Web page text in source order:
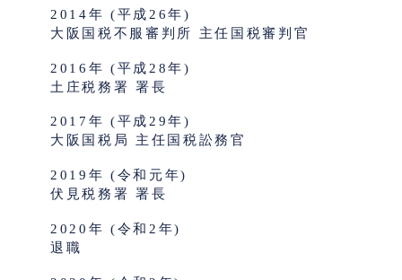
2014年 (平成26年)
大阪国税不服審判所 主任国税審判官
2016年 (平成28年)
土庄税務署 署長
2017年 (平成29年)
大阪国税局 主任国税訟務官
2019年 (令和元年)
伏見税務署 署長
2020年 (令和2年)
退職